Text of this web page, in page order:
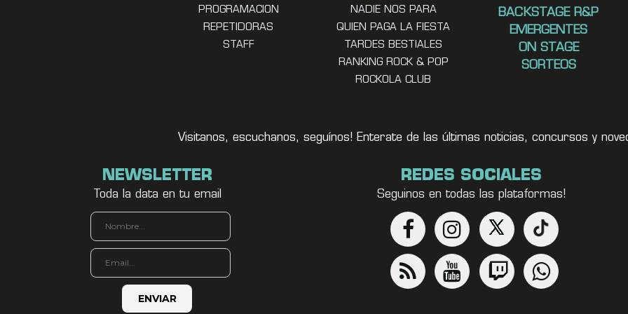
PROGRAMACION
REPETIDORAS
STAFF
NADIE NOS PARA
QUIEN PAGA LA FIESTA
TARDES BESTIALES
RANKING ROCK & POP
ROCKOLA CLUB
BACKSTAGE R&P
EMERGENTES
ON STAGE
SORTEOS
Visitanos, escuchanos, seguínos! Enterate de las últimas noticias, concursos y
NEWSLETTER
Toda la data en tu email
REDES SOCIALES
Seguinos en todas las plataformas!